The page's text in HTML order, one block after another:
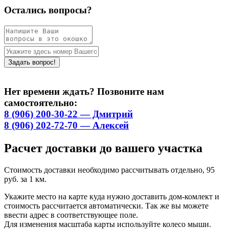
Остались вопросы?
Нет времени ждать? Позвоните нам
самостоятельно:
8 (906) 200-30-22 — Дмитрий
8 (906) 202-72-70 — Алексей
Расчет доставки до вашего участка
Стоимость доставки необходимо рассчитывать отдельно, 95
руб. за 1 км.
Укажите место на карте куда нужно доставить дом-комлект и
стоимость рассчитается автоматически. Так же вы можете
ввести адрес в соответствующее поле.
Для изменения масштаба карты используйте колесо мыши.